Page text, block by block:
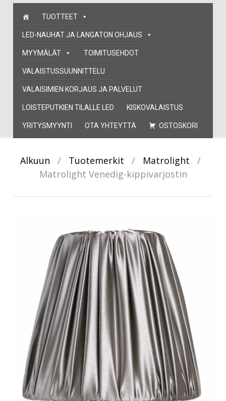
Skip
content
TUOTTEET
LED-NAUHAT JA LANGATON OHJAUS
MYYMÄLÄT TOIMITUSEHDOT
VALAISTUSSUUNNITTELU
VALAISIMIEN KORJAUS JA PALVELUT
LOISTEPUTKIEN TILALLE LED KISKOVALAISTUS
YRITYSMYYNTI OTA YHTEYTTÄ OSTOSKORI
Alkuun / Tuotemerkit / Matrolight
/
Matrolight Venedig-kippivarjostin